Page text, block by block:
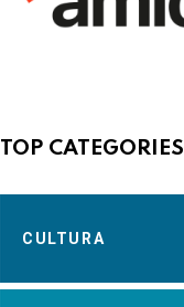
TOP CATEGORIES
CULTURA